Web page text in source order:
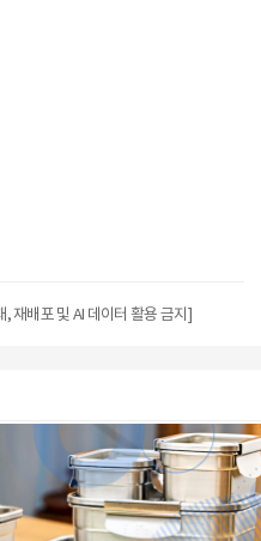
재배포 및 AI 데이터 활용 금지]